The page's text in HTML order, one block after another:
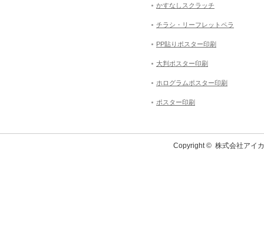
かすなしスクラッチ
チラシ・リーフレットペラ
PP貼りポスター印刷
大判ポスター印刷
ホログラムポスター印刷
ポスター印刷
Copyright © 株式会社アイ